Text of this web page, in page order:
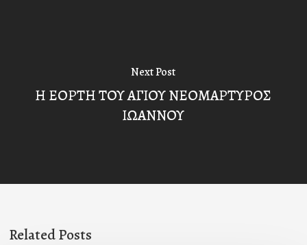
Next Post
Η ΕΟΡΤΗ ΤΟΥ ΑΓΙΟΥ ΝΕΟΜΑΡΤΥΡΟΣ
ΙΩΑΝΝΟΥ
Related Posts